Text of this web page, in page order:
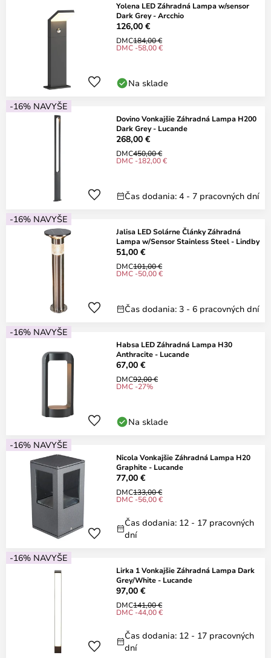
Yolena LED Záhradná Lampa w/sensor
Dark Grey - Arcchio
126,00 €
DMC184,00 €
DMC -58,00 €
Na sklade
-16% NAVYŠE
Dovino Vonkajšie Záhradná Lampa H200
Dark Grey - Lucande
268,00 €
DMC450,00 €
DMC -182,00 €
Čas dodania: 4 - 7 pracovných dní
-16% NAVYŠE
Jalisa LED Solárne Články Záhradná
Lampa w/Sensor Stainless Steel - Lindby
51,00 €
DMC101,00 €
DMC -50,00 €
Čas dodania: 3 - 6 pracovných dní
-16% NAVYŠE
Habsa LED Záhradná Lampa H30
Anthracite - Lucande
67,00 €
DMC92,00 €
DMC -27%
Na sklade
-16% NAVYŠE
Nicola Vonkajšie Záhradná Lampa H20
Graphite - Lucande
77,00 €
DMC133,00 €
DMC -56,00 €
Čas dodania: 12 - 17 pracovných
dní
-16% NAVYŠE
Lirka 1 Vonkajšie Záhradná Lampa Dark
Grey/White - Lucande
97,00 €
DMC141,00 €
DMC -44,00 €
Čas dodania: 12 - 17 pracovných
dní